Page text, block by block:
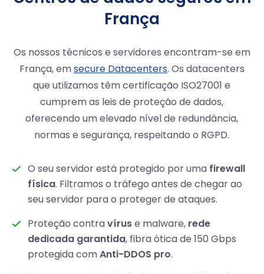
França
Os nossos técnicos e servidores encontram-se em
França, emsecure Datacenters. Os datacenters
que utilizamos têm certificação ISO27001 e
cumprem as leis de proteção de dados,
oferecendo um elevado nível de redundância,
normas e segurança, respeitando o RGPD.
O seu servidor está protegido por uma firewall
física. Filtramos o tráfego antes de chegar ao
seu servidor para o proteger de ataques.
Proteção contravíruse malware, rede
dedicada garantida, fibra ótica de 150 Gbps
protegida comAnti-DDOS pro.